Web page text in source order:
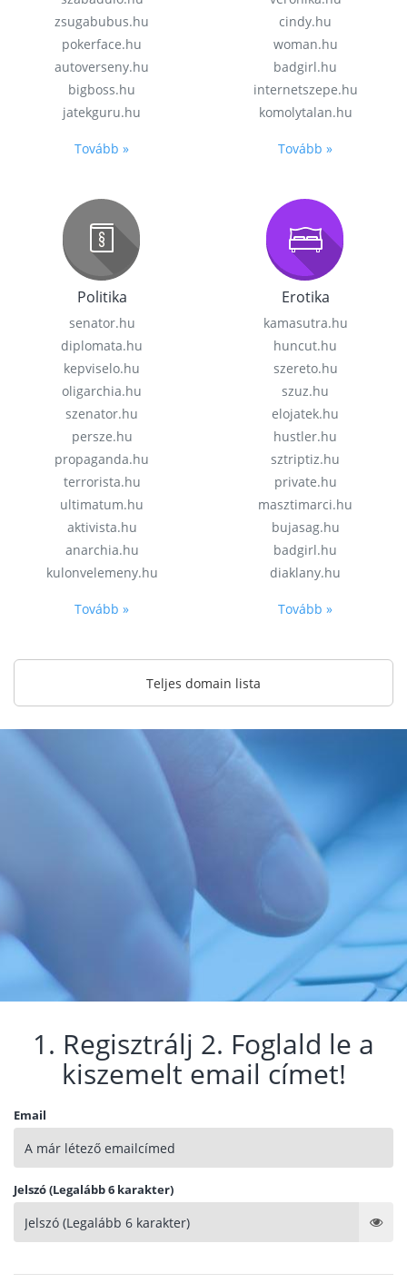
zsugabubus.hu
pokerface.hu
autoverseny.hu
bigboss.hu
jatekguru.hu
Tovább »
cindy.hu
woman.hu
badgirl.hu
internetszepe.hu
komolytalan.hu
Tovább »
Politika
senator.hu
diplomata.hu
kepviselo.hu
oligarchia.hu
szenator.hu
persze.hu
propaganda.hu
terrorista.hu
ultimatum.hu
aktivista.hu
anarchia.hu
kulonvelemeny.hu
Tovább »
Erotika
kamasutra.hu
huncut.hu
szereto.hu
szuz.hu
elojatek.hu
hustler.hu
sztriptiz.hu
private.hu
masztimarci.hu
bujasag.hu
badgirl.hu
diaklany.hu
Tovább »
Teljes domain lista
1. Regisztrálj 2. Foglald le a
kiszemelt email címet!
Email
Jelszó (Legalább 6 karakter)